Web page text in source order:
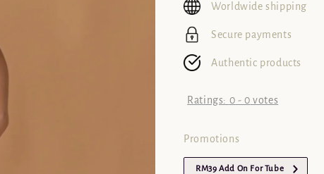
Worldwide shipping
Secure payments
Authentic products
Ratings: 0 -0 votes
Promotions
RM39 Add On For Tube